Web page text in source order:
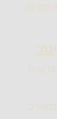
חמים.